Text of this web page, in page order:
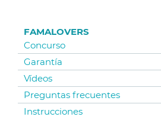
FAMALOVERS
Concurso
Garantía
Vídeos
Preguntas frecuentes
Instrucciones